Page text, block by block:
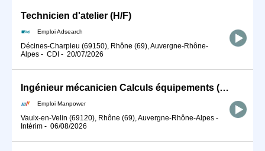
Technicien d'atelier (H/F)
Emploi Adsearch
Décines-Charpieu (69150), Rhône (69), Auvergne-Rhône-
Alpes - CDI - 20/07/2026
Ingénieur mécanicien Calculs équipements (H/F)
Emploi Manpower
Vaulx-en-Velin (69120), Rhône (69), Auvergne-Rhône-Alpes -
Intérim - 06/08/2026